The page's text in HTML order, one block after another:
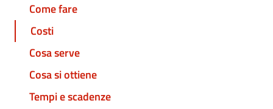
Come fare
Costi
Cosa serve
Cosa si ottiene
Tempi e scadenze